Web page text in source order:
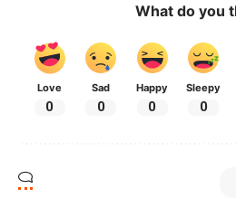
What do you
Love
0
Sad
0
Happy
0
Sleepy
0